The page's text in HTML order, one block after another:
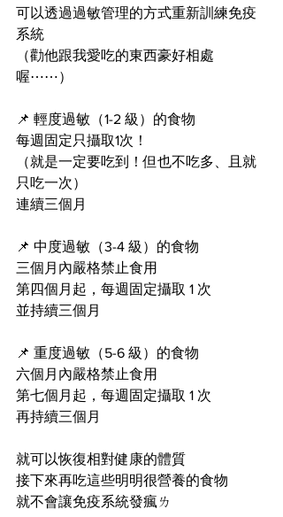
可以透過過敏管理的方式重新訓練免疫
系統
（勸他跟我愛吃的東西豪好相處
喔⋯⋯）
📌 輕度過敏（1-2 級）的食物
每週固定只攝取1次！
（就是一定要吃到！但也不吃多、且就
只吃一次）
連續三個月
📌 中度過敏（3-4 級）的食物
三個月內嚴格禁止食用
第四個月起，每週固定攝取 1 次
並持續三個月
📌 重度過敏（5-6 級）的食物
六個月內嚴格禁止食用
第七個月起，每週固定攝取 1 次
再持續三個月
就可以恢復相對健康的體質
接下來再吃這些明明很營養的食物
就不會讓免疫系統發瘋ㄌ